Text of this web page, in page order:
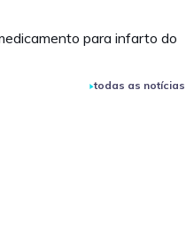
para infarto do
todas as notícias